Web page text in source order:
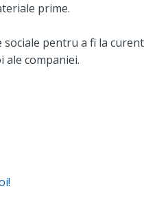
prime.
pentru a fi la curent
ale companiei.